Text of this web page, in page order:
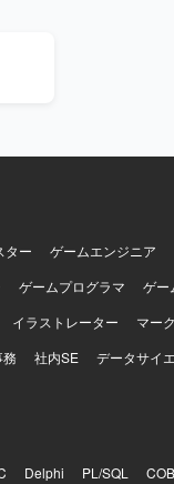
ター ゲームエンジニア
ゲームプログラマ ゲー
イラストレーター マー
社内SE データサイ
Delphi PL/SQL